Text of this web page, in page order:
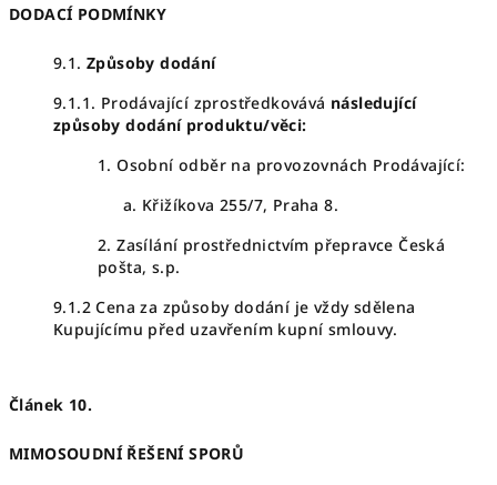
DODACÍ PODMÍNKY
9.1. Způsoby dodání
9.1.1. Prodávající zprostředkovává následující
způsoby dodání produktu/věci:
1. Osobní odběr na provozovnách Prodávající:
Křižíkova 255/7, Praha 8.
2. Zasílání prostřednictvím přepravce Česká
pošta, s.p.
9.1.2 Cena za způsoby dodání je vždy sdělena
Kupujícímu před uzavřením kupní smlouvy.
Článek 10.
MIMOSOUDNÍ ŘEŠENÍ SPORŮ